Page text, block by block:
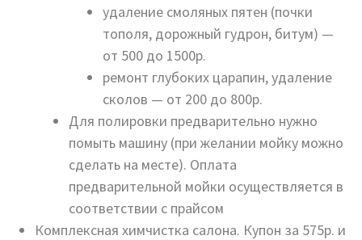
удаление смоляных пятен (почки
тополя, дорожный гудрон, битум) —
от 500 до 1500р.
ремонт глубоких царапин, удаление
сколов — от 200 до 800р.
Для полировки предварительно нужно
помыть машину (при желании мойку можно
сделать на месте). Оплата
предварительной мойки осуществляется в
соответствии с прайсом
Комплексная химчистка салона. Купон за 575р. и